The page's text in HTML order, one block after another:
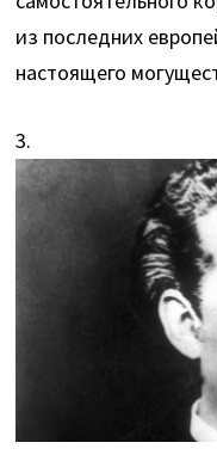
из последних
настоящего
3.